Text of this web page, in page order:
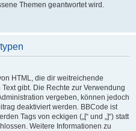
Themen geantwortet wird.
HTML, die dir weitreichende
gibt. Die Rechte zur Verwendung
vergeben, können jedoch
deaktiviert werden. BBCode ist
Tags von eckigen („[“ und „]“) statt
Weitere Informationen zu